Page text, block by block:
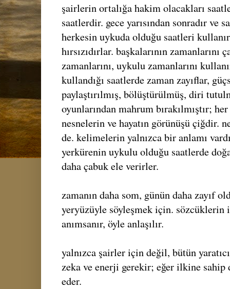
şairlerin ortalığa hakim olacakları
saatlerdir. gece yarısından sonradır ve
herkesin uykuda olduğu saatleri
hırsızıdırlar. başkalarının
zamanlarını, uykulu zamanlarını
kullandığı saatlerde zaman zayıflar,
paylaştırılmış, bölüştürülmüş, diri
oyunlarından mahrum bırakılmıştır;
nesnelerin ve hayatın görünüşü çiğdir.
de. kelimelerin yalnızca bir anlamı
yerkürenin uykulu olduğu saatlerde
daha çabuk ele verirler.
zamanın daha som, günün daha zayıf
yeryüzüyle söyleşmek için. sözcüklerin
anımsanır, öyle anlaşılır.
yalnızca şairler için değil, bütün
zeka ve enerji gerekir; eğer ilkine
eder.